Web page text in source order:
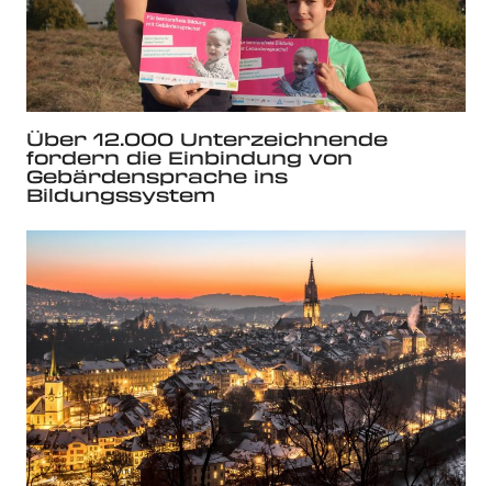
Über 12.000 Unterzeichnende
fordern die Einbindung von
Gebärdensprache ins
Bildungssystem